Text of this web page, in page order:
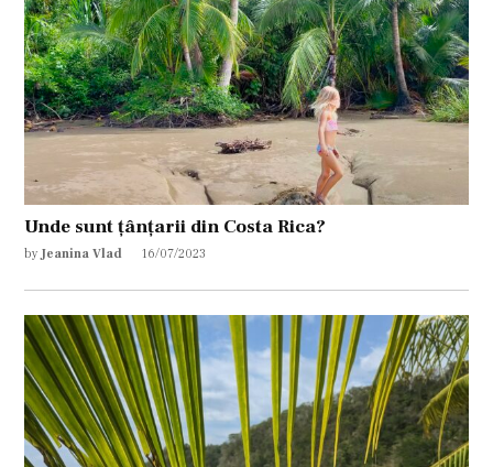
Unde sunt țânțarii din Costa Rica?
by Jeanina Vlad 16/07/2023